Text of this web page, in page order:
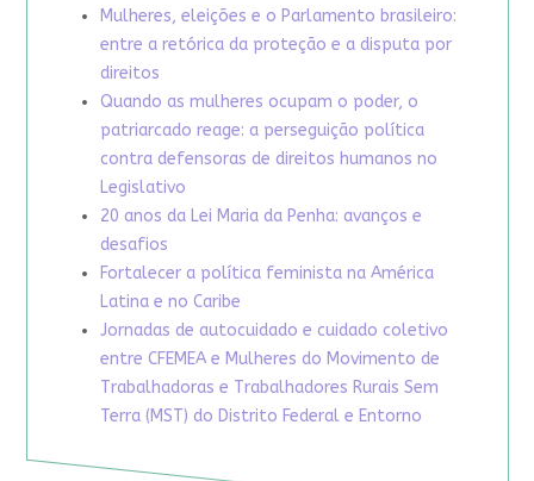
Mulheres, eleições e o Parlamento brasileiro:
entre a retórica da proteção e a disputa por
direitos
Quando as mulheres ocupam o poder, o
patriarcado reage: a perseguição política
contra defensoras de direitos humanos no
Legislativo
20 anos da Lei Maria da Penha: avanços e
desafios
Fortalecer a política feminista na América
Latina e no Caribe
Jornadas de autocuidado e cuidado coletivo
entre CFEMEA e Mulheres do Movimento de
Trabalhadoras e Trabalhadores Rurais Sem
Terra (MST) do Distrito Federal e Entorno